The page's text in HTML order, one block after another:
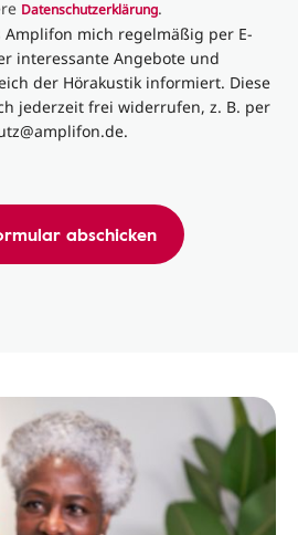
Datenschutzerklärung.
Amplifon mich regelmäßig per E-
interessante Angebote und
der Hörakustik informiert. Diese
jederzeit frei widerrufen, z. B. per
abschicken